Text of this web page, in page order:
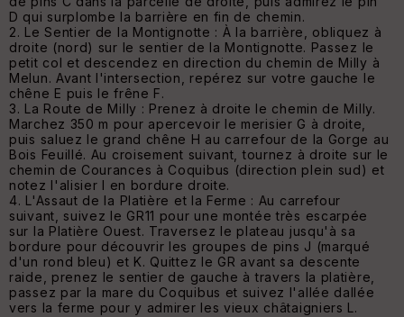
D qui surplombe la barrière en fin de chemin.
2. Le Sentier de la Montignotte : À la barrière, obliquez à
droite (nord) sur le sentier de la Montignotte. Passez le
petit col et descendez en direction du chemin de Milly à
Melun. Avant l'intersection, repérez sur votre gauche le
chêne E puis le frêne F.
3. La Route de Milly : Prenez à droite le chemin de Milly.
Marchez 350 m pour apercevoir le merisier G à droite,
puis saluez le grand chêne H au carrefour de la Gorge au
Bois Feuillé. Au croisement suivant, tournez à droite sur le
chemin de Courances à Coquibus (direction plein sud) et
notez l'alisier I en bordure droite.
4. L'Assaut de la Platière et la Ferme : Au carrefour
suivant, suivez le GR11 pour une montée très escarpée
sur la Platière Ouest. Traversez le plateau jusqu'à sa
bordure pour découvrir les groupes de pins J (marqué
d'un rond bleu) et K. Quittez le GR avant sa descente
raide, prenez le sentier de gauche à travers la platière,
passez par la mare du Coquibus et suivez l'allée dallée
vers la ferme pour y admirer les vieux châtaigniers L.